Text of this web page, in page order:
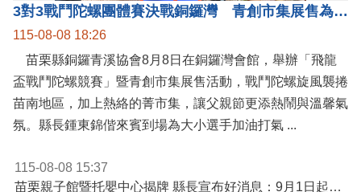
3對3戰鬥陀螺團體賽決戰銅鑼灣 青創市集展售為父親節增添繽紛
115-08-08 18:26
苗栗縣銅鑼青溪協會8月8日在銅鑼灣會館，舉辦「飛龍
盃戰鬥陀螺競賽」暨青創市集展售活動，戰鬥陀螺旋風襲捲
苗南地區，加上熱絡的菁市集，讓父親節更添熱鬧與溫馨氣
115-08-08 15:37